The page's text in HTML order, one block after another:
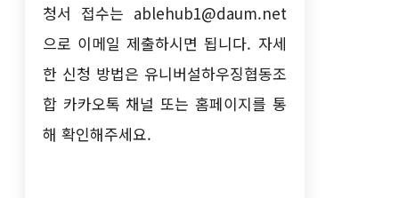
청서 접수는 ablehub1@daum.net
으로 이메일 제출하시면 됩니다. 자세
한 신청 방법은 유니버설하우징협동조
합 카카오톡 채널 또는 홈페이지를 통
해 확인해주세요.